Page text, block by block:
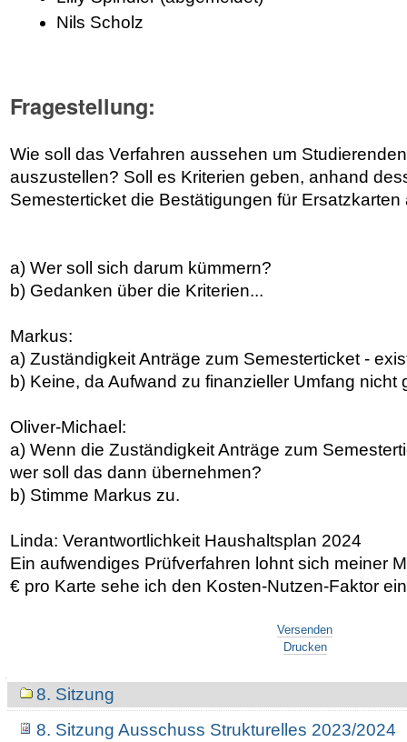
Nils Scholz
Fragestellung:
Wie soll das Verfahren aussehen um
auszustellen? Soll es Kriterien geben, anhand
Semesterticket die Bestätigungen für
a) Wer soll sich darum kümmern?
b) Gedanken über die Kriterien...
Markus:
a) Zuständigkeit Anträge zum Semesterticket -
b) Keine, da Aufwand zu finanzieller Umfang nicht
Oliver-Michael:
a) Wenn die Zuständigkeit Anträge zum
wer soll das dann übernehmen?
b) Stimme Markus zu.
Linda: Verantwortlichkeit Haushaltsplan 2024
Ein aufwendiges Prüfverfahren lohnt sich meiner
€ pro Karte sehe ich den Kosten-Nutzen-Faktor
Versenden
Drucken
Navigation8. Sitzung
8. Sitzung Ausschuss Strukturelles 2023/2024